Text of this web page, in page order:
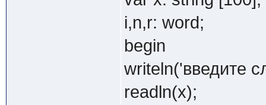
i,n,r: word;
begin
writeln('введите
readln(x);